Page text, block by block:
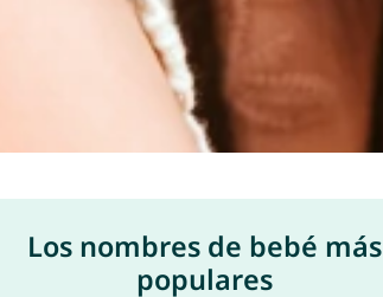
Los nombres de bebé más
populares